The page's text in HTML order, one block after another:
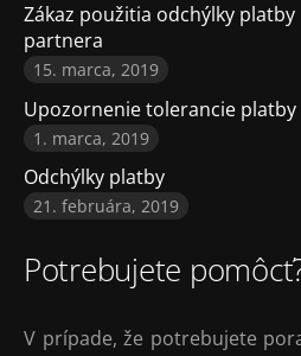
Zákaz použitia odchýlky
partnera
15. marca, 2019
Upozornenie tolerancie platby
1. marca, 2019
Odchýlky platby
21. februára, 2019
Potrebujete
V prípade, že potrebujete